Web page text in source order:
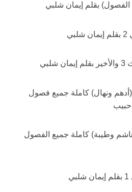
بقلم إيمان شلبي
ونهال) كاملة جميع فصول
وطيبة) كاملة جميع الفصول